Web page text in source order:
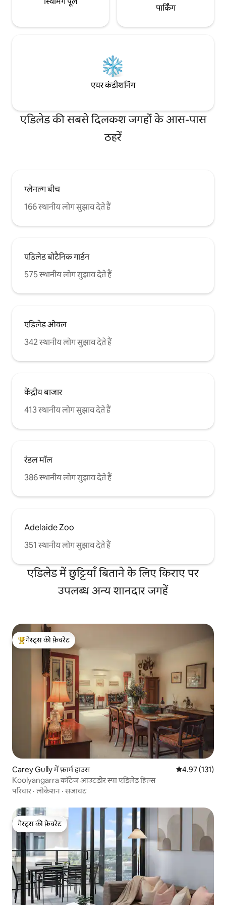
पार्किंग
एयर कंडीशनिंग
एडिलेड की सबसे दिलकश जगहों के आस-पास
ठहरें
ग्लेनल्ग बीच
166 स्थानीय लोग सुझाव देते हैं
एडिलेड बोटैनिक गार्डन
575 स्थानीय लोग सुझाव देते हैं
एडिलेड ओवल
342 स्थानीय लोग सुझाव देते हैं
केंद्रीय बाजार
413 स्थानीय लोग सुझाव देते हैं
रंडल मॉल
386 स्थानीय लोग सुझाव देते हैं
Adelaide Zoo
351 स्थानीय लोग सुझाव देते हैं
एडिलेड में छुट्टियाँ बिताने के लिए किराए पर
उपलब्ध अन्य शानदार जगहें
गेस्ट्स का टॉप फ़ेवरेट
गेस्ट्स की फ़ेवरेट
Carey Gully में फ़ार्म हाउस औसत रेटिंग 5 में से
4.97 (131)
Koolyangarra कॉटेज आउटडोर स्पा एडिलेड हिल्स
परिवार ·लोकेशन ·सजावट
गेस्ट्स की फ़ेवरेट
गेस्ट्स की फ़ेवरेट